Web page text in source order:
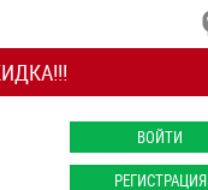
ВОЙТИ
РЕГИСТРАЦИЯ